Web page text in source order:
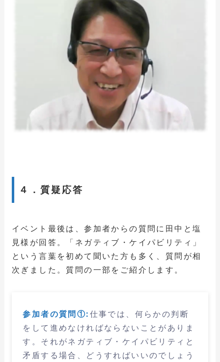
４．質疑応答
イベント最後は、参加者からの質問に田中と塩
見様が回答。「ネガティブ・ケイパビリティ」
という言葉を初めて聞いた方も多く、質問が相
次ぎました。質問の一部をご紹介します。
参加者の質問①:仕事では、何らかの判断
をして進めなければならないことがありま
す。それがネガティブ・ケイパビリティと
矛盾する場合、どうすればいいのでしょう